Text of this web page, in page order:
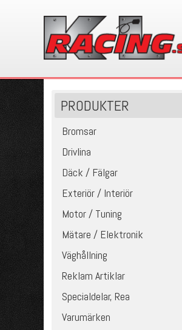
PRODUKTER
Bromsar
Drivlina
Däck / Fälgar
Exteriör / Interiör
Motor / Tuning
Mätare / Elektronik
Väghållning
Reklam Artiklar
Specialdelar, Rea
Varumärken